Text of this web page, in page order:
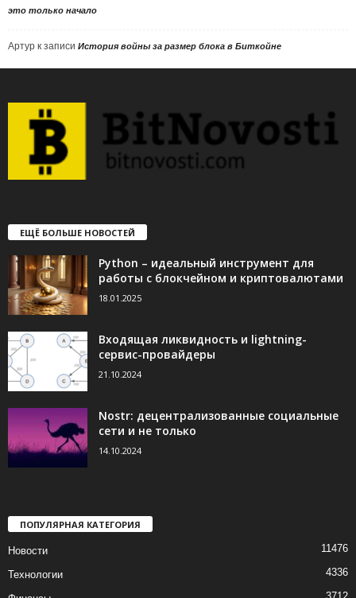
это только начало
Артур к записи История войны за размер блока в Биткойне
ЕЩЁ БОЛЬШЕ НОВОСТЕЙ
Python – идеальный инструмент для
работы с блокчейном и криптовалютами
18.01.2025
Входящая ликвидность и lightning-
сервис-провайдеры
21.10.2024
Nostr: децентрализованные социальные
сети и не только
14.10.2024
ПОПУЛЯРНАЯ КАТЕГОРИЯ
Новости 11476
Технологии 4336
3712